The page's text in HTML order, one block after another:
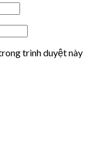
trình duyệt này